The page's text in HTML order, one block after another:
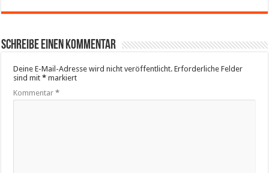
Schreibe einen Kommentar
Deine E-Mail-Adresse wird nicht veröffentlicht. Erforderliche Felder
sind mit* markiert
Kommentar*